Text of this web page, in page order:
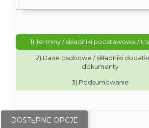
1) Terminy / składniki podstawowe /
2) Dane osobowe / składniki
dokumenty
3) Podsumowanie
DOSTĘPNE OPCJE